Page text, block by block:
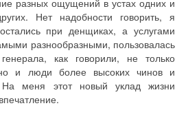
разных ощущений в устах одних и
Нет надобности говорить, я
при денщиках, а услугами
разнообразными, пользовалась
как говорили, не только
и люди более высоких чинов и
На меня этот новый уклад жизни